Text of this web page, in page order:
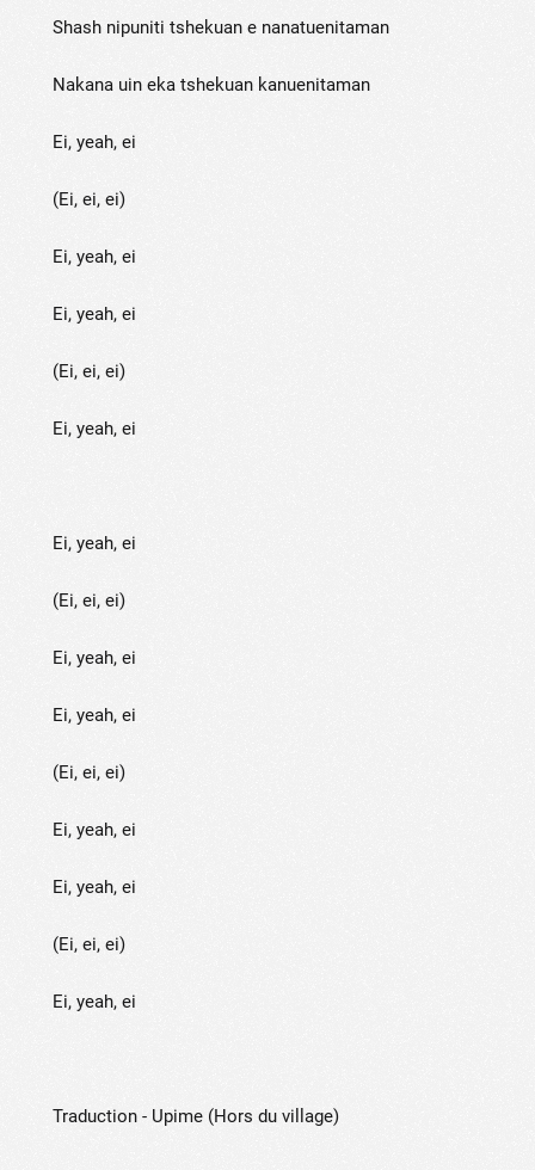
Shash nipuniti tshekuan e nanatuenitaman
Nakana uin eka tshekuan kanuenitaman
Ei, yeah, ei
(Ei, ei, ei)
Ei, yeah, ei
Ei, yeah, ei
(Ei, ei, ei)
Ei, yeah, ei ­­­
Ei, yeah, ei
(Ei, ei, ei)
Ei, yeah, ei
Ei, yeah, ei
(Ei, ei, ei)
Ei, yeah, ei
Ei, yeah, ei
(Ei, ei, ei)
Ei, yeah, ei
Traduction - Upime (Hors du village)